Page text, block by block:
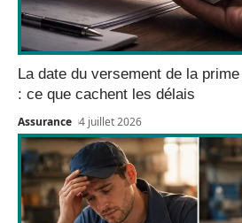
La date du versement de la
: ce que cachent les délais
Assurance 4 juillet 2026